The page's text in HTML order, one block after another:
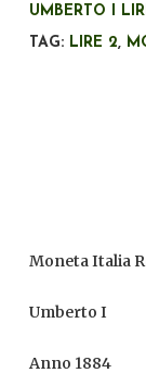
UMBERTO I
TAG: LIRE 2,
Moneta Italia
Umberto I
Anno 1884